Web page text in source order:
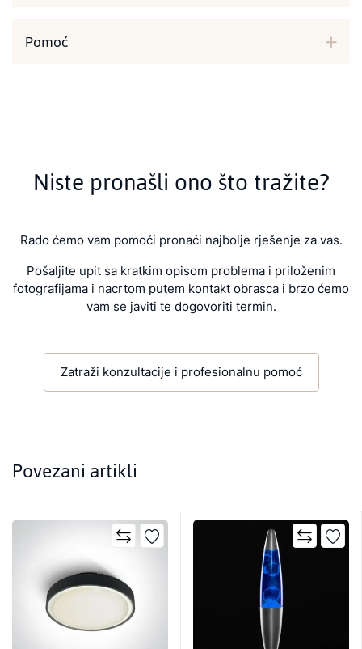
Pomoć
Niste pronašli ono što tražite?
Rado ćemo vam pomoći pronaći najbolje rješenje za vas.
Pošaljite upit sa kratkim opisom problema i priloženim
fotografijama i nacrtom putem kontakt obrasca i brzo ćemo
vam se javiti te dogovoriti termin.
Zatraži konzultacije i profesionalnu pomoć
Povezani artikli